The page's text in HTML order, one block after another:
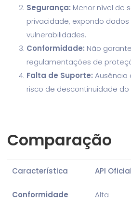
Segurança: Menor nível de
privacidade, expondo dados
vulnerabilidades.
Conformidade: Não
regulamentações de
Falta de Suporte: Ausência
risco de descontinuidade do
Comparação
Característica API Oficial
Conformidade Alta